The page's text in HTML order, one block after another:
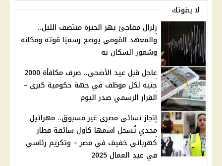
لا يفوتك
زلزال مفاجئ يهز الجيزة منتصف الليل..
والمعهد القومي يوضح رسميًا قوته ومكانه
وشعور السكان به
عاجل قبل عيد الأضحى.. صرف مكافأة 2000
جنيه لكل موظف في جهة حكومية كبرى –
القرار الرسمي صدر اليوم
إنجاز نسائي مصري غير مسبوق.. مهرائيل
مجدي تُسجل اسمها كأول سائقة قطار
كهربائي خفيف في مصر – وتكريم رئاسي
في عيد العمال 2025